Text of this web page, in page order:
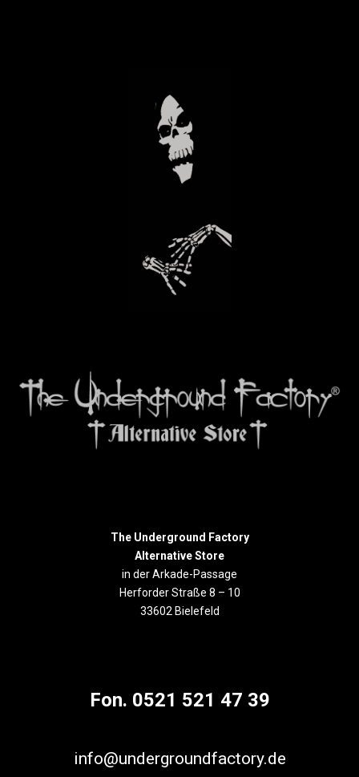
The Underground Factory
Alternative Store
in der Arkade-Passage
Herforder Straße 8 – 10
33602 Bielefeld
Fon. 0521 521 47 39
info@undergroundfactory.de